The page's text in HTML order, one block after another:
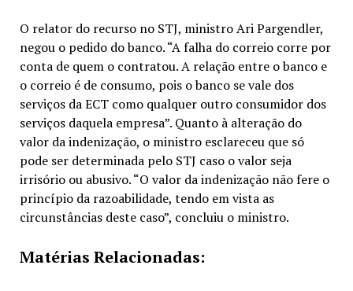
O relator do recurso no STJ, ministro Ari Pargendler,
negou o pedido do banco. “A falha do correio corre por
conta de quem o contratou. A relação entre o banco e
o correio é de consumo, pois o banco se vale dos
serviços da ECT como qualquer outro consumidor dos
serviços daquela empresa”. Quanto à alteração do
valor da indenização, o ministro esclareceu que só
pode ser determinada pelo STJ caso o valor seja
irrisório ou abusivo. “O valor da indenização não fere o
princípio da razoabilidade, tendo em vista as
circunstâncias deste caso”, concluiu o ministro.
Matérias Relacionadas: